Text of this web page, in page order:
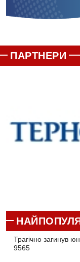
ПАРТНЕРИ
Трагічно загинув
9565